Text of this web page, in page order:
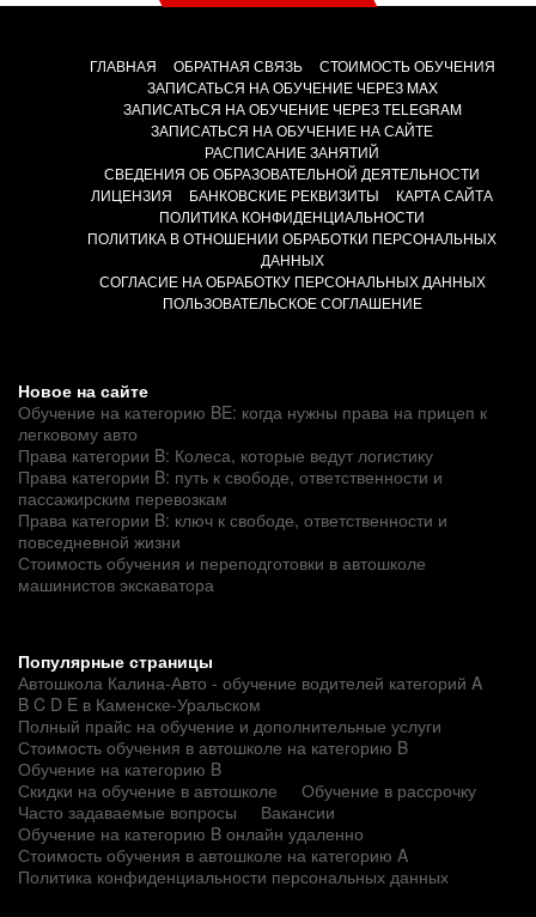
ГЛАВНАЯ ОБРАТНАЯ СВЯЗЬ
СТОИМОСТЬ ОБУЧЕНИЯ
ЗАПИСАТЬСЯ НА ОБУЧЕНИЕ ЧЕРЕЗ MAX
ЗАПИСАТЬСЯ НА ОБУЧЕНИЕ ЧЕРЕЗ TELEGRAM
ЗАПИСАТЬСЯ НА ОБУЧЕНИЕ НА САЙТЕ
РАСПИСАНИЕ ЗАНЯТИЙ
СВЕДЕНИЯ ОБ ОБРАЗОВАТЕЛЬНОЙ ДЕЯТЕЛЬНОСТИ
ЛИЦЕНЗИЯ
БАНКОВСКИЕ РЕКВИЗИТЫ
КАРТА САЙТА
ПОЛИТИКА КОНФИДЕНЦИАЛЬНОСТИ
ПОЛИТИКА В ОТНОШЕНИИ ОБРАБОТКИ ПЕРСОНАЛЬНЫХ
ДАННЫХ
СОГЛАСИЕ НА ОБРАБОТКУ ПЕРСОНАЛЬНЫХ ДАННЫХ
ПОЛЬЗОВАТЕЛЬСКОЕ СОГЛАШЕНИЕ
Новое на сайте
Обучение на категорию BE: когда нужны права на прицеп к
легковому авто
Права категории B: Колеса, которые ведут логистику
Права категории B: путь к свободе, ответственности и
пассажирским перевозкам
Права категории B: ключ к свободе, ответственности и
повседневной жизни
Стоимость обучения и переподготовки в автошколе
машинистов экскаватора
Популярные страницы
Автошкола Калина-Авто - обучение водителей категорий A
B C D E в Каменске-Уральском
Полный прайс на обучение и дополнительные услуги
Стоимость обучения в автошколе на категорию B
Обучение на категорию B
Скидки на обучение в автошколе
Обучение в рассрочку
Часто задаваемые вопросы
Вакансии
Обучение на категорию B онлайн удаленно
Стоимость обучения в автошколе на категорию A
Политика конфиденциальности персональных данных